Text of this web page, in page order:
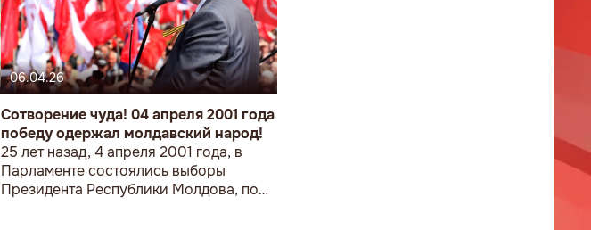
06.04.26
Сотворение чуда! 04 апреля 2001 года
победу одержал молдавский народ!
25 лет назад, 4 апреля 2001 года, в
Парламенте состоялись выборы
Президента Республики Молдова, по